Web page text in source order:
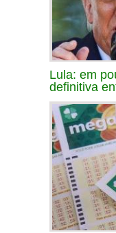
Lula: em
definitiva